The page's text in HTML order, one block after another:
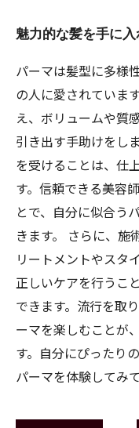
魅力的な髪を手に
パーマは髪型に多様
の人に愛されていま
え、ボリュームや質
引き出す手助けをし
を受けることは、仕
す。信頼できる美容
とで、自分に似合う
きます。 さらに、施
リートメントやスタ
正しいケアを行うこ
できます。流行を取
ーマを楽しむことが
す。自分にぴったり
パーマを体験してみ